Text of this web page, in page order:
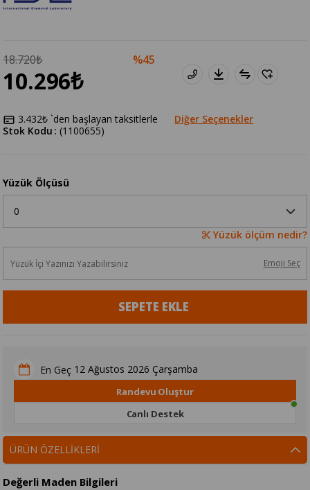
18.720₺
10.296₺
45
3.432₺ `den başlayan taksitlerle
Diğer Seçenekler
(1100655)
Stok Kodu
Yüzük Ölçüsü
Yüzük ölçüm nedir?
Emoji Seç
En Geç 12 Ağustos 2026 Çarşamba
Randevu Oluştur
Canlı Destek
ÜRÜN ÖZELLIKLERI
Değerli Maden Bilgileri